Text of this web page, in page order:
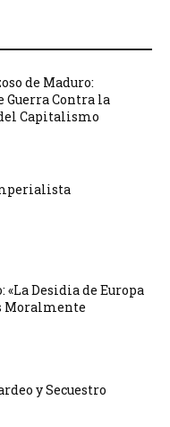
de Maduro:
Guerra Contra la
Capitalismo
Desidia de Europa
Moralmente
y Secuestro